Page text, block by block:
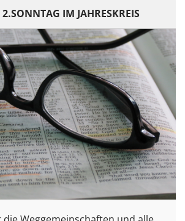
IM JAHRESKREIS